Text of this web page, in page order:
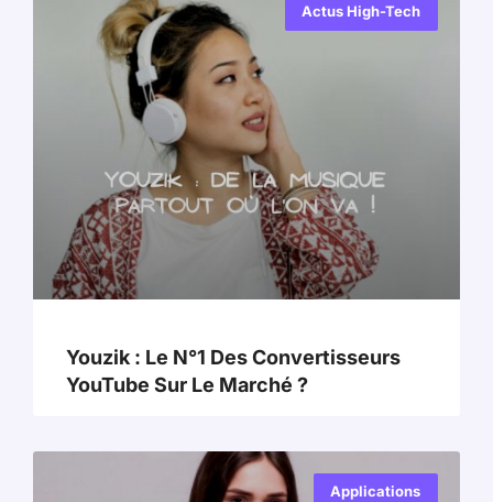
Actus High-Tech
Youzik : Le N°1 Des Convertisseurs
YouTube Sur Le Marché ?
Applications